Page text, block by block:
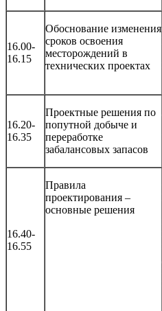
16.00-
16.15
Обоснование изменения
сроков освоения
месторождений в
технических проектах
16.20-
16.35
Проектные решения по
попутной добыче и
переработке
забалансовых запасов
16.40-
16.55
Правила
проектирования –
основные решения